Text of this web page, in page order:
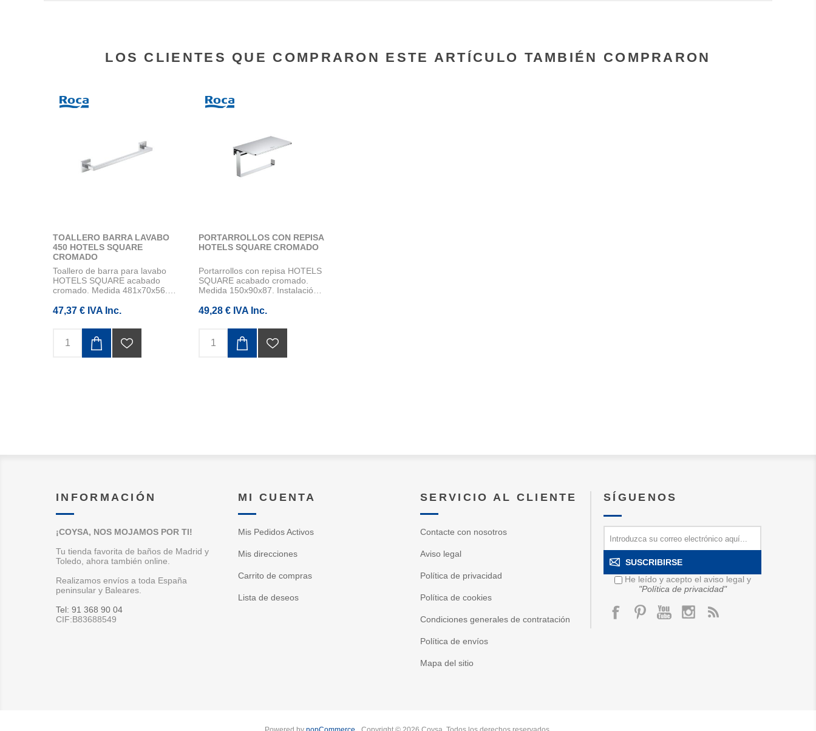
LOS CLIENTES QUE COMPRARON ESTE ARTÍCULO TAMBIÉN COMPRARON
TOALLERO BARRA LAVABO
450 HOTELS SQUARE
CROMADO
Toallero de barra para lavabo
HOTELS SQUARE acabado
cromado. Medida 481x70x56.
47,37 € IVA Inc.
PORTARROLLOS CON REPISA
HOTELS SQUARE CROMADO
Portarrollos con repisa HOTELS
SQUARE acabado cromado.
Medida 150x90x87. Instalación
49,28 € IVA Inc.
INFORMACIÓN
¡COYSA, NOS MOJAMOS POR TI!
Tu tienda favorita de baños de Madrid y
Toledo, ahora también online.
Realizamos envíos a toda España
peninsular y Baleares.
Tel: 91 368 90 04
CIF:B83688549
MI CUENTA
Mis Pedidos Activos
Mis direcciones
Carrito de compras
Lista de deseos
SERVICIO AL CLIENTE
Contacte con nosotros
Aviso legal
Política de privacidad
Política de cookies
Condiciones generales de contratación
Política de envíos
Mapa del sitio
SÍGUENOS
SUSCRIBIRSE
He leído y acepto el aviso legal y
"Política de privacidad"